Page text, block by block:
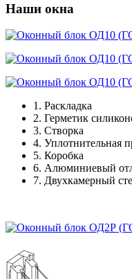
Наши окна
1. Раскладка
2. Герметик
3. Створка
4. Уплотнительная
5. Коробка
6. Алюминиевый
7. Двухкамерный